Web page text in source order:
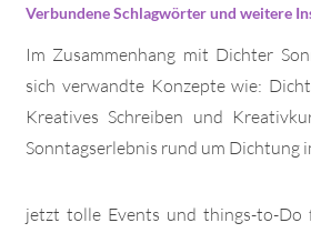
Verbundene Schlagwörter und weitere
Im Zusammenhang mit Dichter
sich verwandte Konzepte wie:
Kreatives Schreiben und
Sonntagserlebnis rund um Dichtung
jetzt tolle Events und things-to-Do